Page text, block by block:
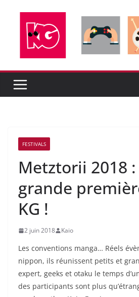
contenu
FESTIVALS
Metztorii 2018
grande
KG !
2 juin 2018 Kaio
Les conventions manga… Réels
nippon, ils réunissent petits et
expert, geeks et otaku le temps
des participants sont plus